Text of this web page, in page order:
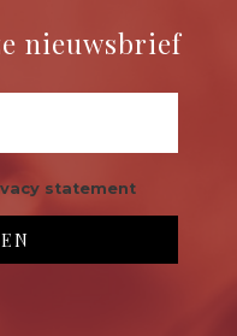
nieuwsbrief
statement